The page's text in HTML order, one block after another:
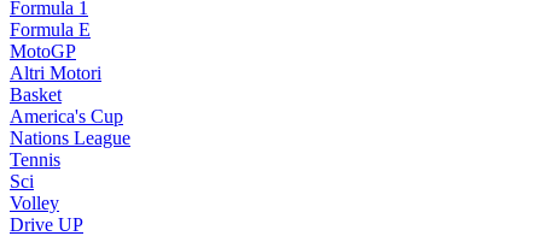
Formula 1
Formula E
MotoGP
Altri Motori
Basket
America's Cup
Nations League
Tennis
Sci
Volley
Drive UP